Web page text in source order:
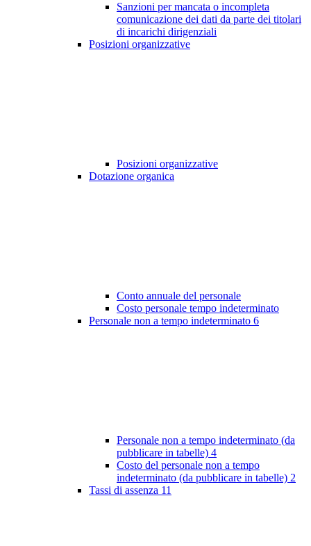
Sanzioni per mancata o incompleta
comunicazione dei dati da parte dei titolari
di incarichi dirigenziali
Posizioni organizzative
Posizioni organizzative
Dotazione organica
Conto annuale del personale
Costo personale tempo indeterminato
Personale non a tempo indeterminato 6
Personale non a tempo indeterminato (da
pubblicare in tabelle) 4
Costo del personale non a tempo
indeterminato (da pubblicare in tabelle) 2
Tassi di assenza 11